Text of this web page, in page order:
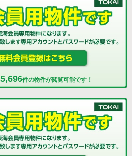
5,696件の物件が閲覧可能です！